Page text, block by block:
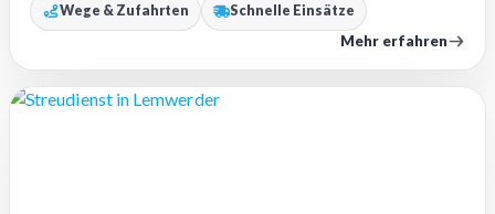
Wege & Zufahrten Schnelle Einsätze
Mehr erfahren